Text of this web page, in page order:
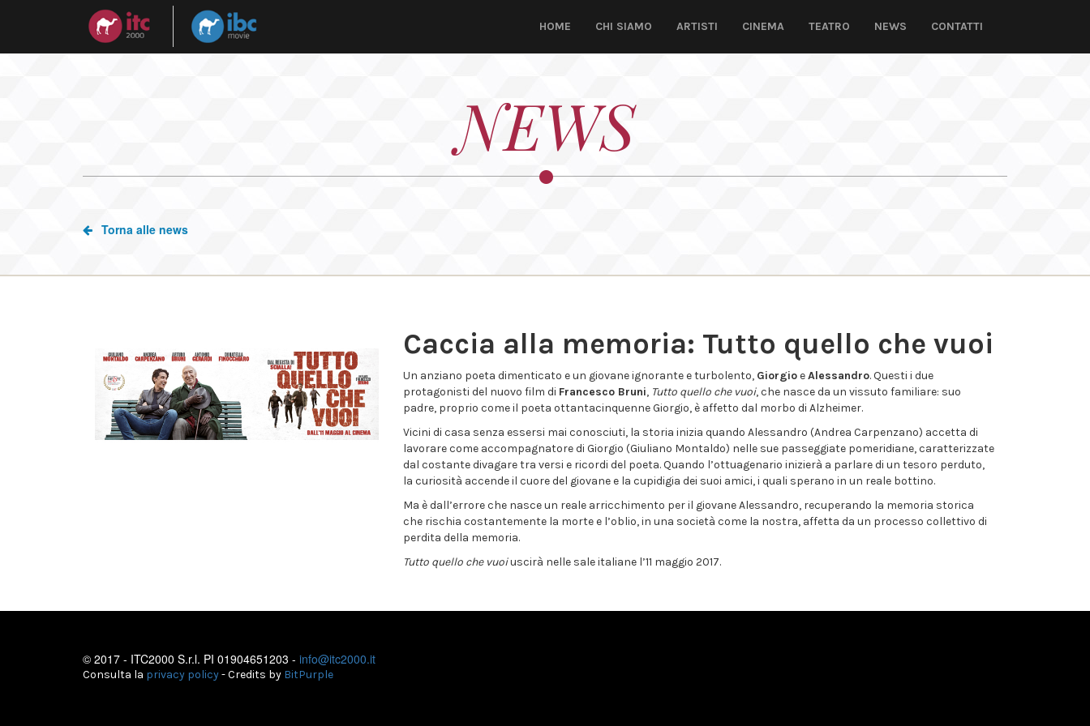
HOME CHI SIAMO ARTISTI CINEMA TEATRO NEWS CONTATTI
NEWS
Torna alle news
Caccia alla memoria: Tutto quello che vuoi
Un anziano poeta dimenticato e un giovane ignorante e turbolento, GiorgioeAlessandro. Questi i due
protagonisti del nuovo film di Francesco Bruni, Tutto quello che vuoi, che nasce da un vissuto familiare: suo
padre, proprio come il poeta ottantacinquenne Giorgio, è affetto dal morbo di Alzheimer.
Vicini di casa senza essersi mai conosciuti, la storia inizia quando Alessandro (Andrea Carpenzano) accetta di
lavorare come accompagnatore di Giorgio (Giuliano Montaldo) nelle sue passeggiate pomeridiane, caratterizzate
dal costante divagare tra versi e ricordi del poeta. Quando l’ottuagenario inizierà a parlare di un tesoro perduto,
la curiosità accende il cuore del giovane e la cupidigia dei suoi amici, i quali sperano in un reale bottino.
Ma è dall’errore che nasce un reale arricchimento per il giovane Alessandro, recuperando la memoria storica
che rischia costantemente la morte e l’oblio, in una società come la nostra, affetta da un processo collettivo di
perdita della memoria.
Tutto quello che vuoiuscirà nelle sale italiane l’11 maggio 2017.
© 2017 - ITC2000 S.r.l. PI 01904651203 - info@itc2000.it
Consulta la privacy policy- Credits by BitPurple